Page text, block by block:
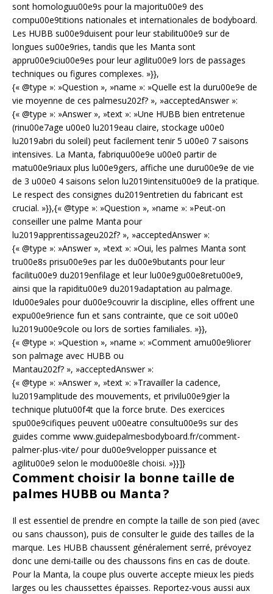
sont homologuu00e9s pour la majoritu00e9 des
compu00e9titions nationales et internationales de bodyboard.
Les HUBB su00e9duisent pour leur stabilitu00e9 sur de
longues su00e9ries, tandis que les Manta sont
appru00e9ciu00e9es pour leur agilitu00e9 lors de passages
techniques ou figures complexes. »}},
{« @type »: »Question », »name »: »Quelle est la duru00e9e de
vie moyenne de ces palmesu202f? », »acceptedAnswer »:
{« @type »: »Answer », »text »: »Une HUBB bien entretenue
(rinu00e7age u00e0 lu2019eau claire, stockage u00e0
lu2019abri du soleil) peut facilement tenir 5 u00e0 7 saisons
intensives. La Manta, fabriquu00e9e u00e0 partir de
matu00e9riaux plus lu00e9gers, affiche une duru00e9e de vie
de 3 u00e0 4 saisons selon lu2019intensitu00e9 de la pratique.
Le respect des consignes du2019entretien du fabricant est
crucial. »}},{« @type »: »Question », »name »: »Peut-on
conseiller une palme Manta pour
lu2019apprentissageu202f? », »acceptedAnswer »:
{« @type »: »Answer », »text »: »Oui, les palmes Manta sont
tru00e8s prisu00e9es par les du00e9butants pour leur
facilitu00e9 du2019enfilage et leur lu00e9gu00e8retu00e9,
ainsi que la rapiditu00e9 du2019adaptation au palmage.
Idu00e9ales pour du00e9couvrir la discipline, elles offrent une
expu00e9rience fun et sans contrainte, que ce soit u00e0
lu2019u00e9cole ou lors de sorties familiales. »}},
{« @type »: »Question », »name »: »Comment amu00e9liorer
son palmage avec HUBB ou
Mantau202f? », »acceptedAnswer »:
{« @type »: »Answer », »text »: »Travailler la cadence,
lu2019amplitude des mouvements, et privilu00e9gier la
technique plutu00f4t que la force brute. Des exercices
spu00e9cifiques peuvent u00eatre consultu00e9s sur des
guides comme www.guidepalmesbodyboard.fr/comment-
palmer-plus-vite/ pour du00e9velopper puissance et
agilitu00e9 selon le modu00e8le choisi. »}}]}
Comment choisir la bonne taille de
palmes HUBB ou Manta ?
Il est essentiel de prendre en compte la taille de son pied (avec
ou sans chausson), puis de consulter le guide des tailles de la
marque. Les HUBB chaussent généralement serré, prévoyez
donc une demi-taille ou des chaussons fins en cas de doute.
Pour la Manta, la coupe plus ouverte accepte mieux les pieds
larges ou les chaussettes épaisses. Reportez-vous aussi aux